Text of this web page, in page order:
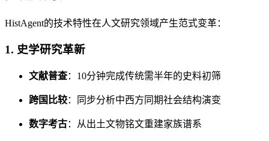
HistAgent的技术特性在人文研究领域产生范式变革：
1. 史学研究革新
文献普查：10分钟完成传统需半年的史料初筛
跨国比较：同步分析中西方同期社会结构演变
数字考古：从出土文物铭文重建家族谱系